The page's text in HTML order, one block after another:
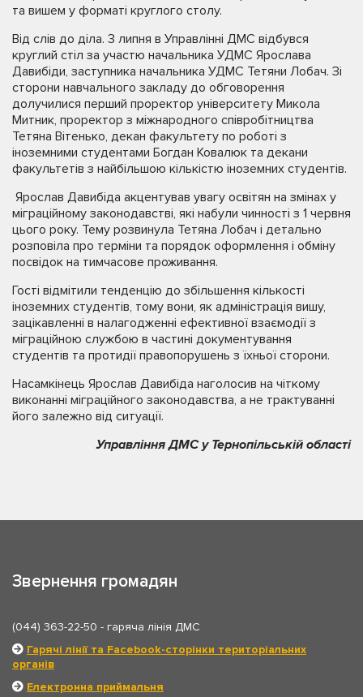
та вишем у форматі круглого столу.
Від слів до діла. 3 липня в Управлінні ДМС відбувся
круглий стіл за участю начальника УДМС Ярослава
Давибіди, заступника начальника УДМС Тетяни Лобач. Зі
сторони навчального закладу до обговорення
долучилися перший проректор університету Микола
Митник, проректор з міжнародного співробітництва
Тетяна Вітенько, декан факультету по роботі з
іноземними студентами Богдан Ковалюк та декани
факультетів з найбільшою кількістю іноземних студентів.
Ярослав Давибіда акцентував увагу освітян на змінах у
міграційному законодавстві, які набули чинності з 1 червня
цього року. Тему розвинула Тетяна Лобач і детально
розповіла про терміни та порядок оформлення і обміну
посвідок на тимчасове проживання.
Гості відмітили тенденцію до збільшення кількості
іноземних студентів, тому вони, як адміністрація вишу,
зацікавленні в налагодженні ефективної взаємодії з
міграційною службою в частині документування
студентів та протидії правопорушень з їхньої сторони.
Насамкінець Ярослав Давибіда наголосив на чіткому
виконанні міграційного законодавства, а не трактуванні
його залежно від ситуації.
Управління ДМС у Тернопільській області
Звернення громадян
(044) 363-22-50 - гаряча лінія ДМС
Гарячі лінії та Facebook-сторінки територіальних
органів
Електронна приймальня